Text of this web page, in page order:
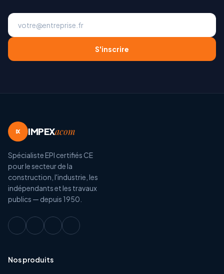
S'inscrire
IX IMPEXacom
Spécialiste EPI certifiés CE
pour le secteur de la
construction, l'industrie, les
indépendants et les travaux
publics — depuis 1950.
Nos produits